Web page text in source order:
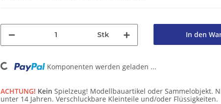
Stk In den
Loading... Komponenten werden geladen ...
ACHTUNG! Kein Spielzeug! Modellbauartikel oder Sammelobjekt.
unter 14 Jahren. Verschluckbare Kleinteile und/oder Flüssigkeiten.